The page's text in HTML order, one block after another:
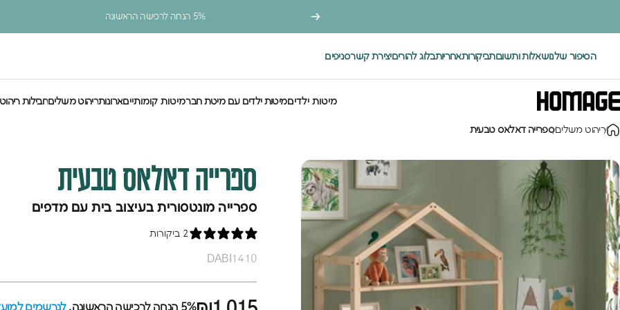
5% הנחה לרכישה הראשונה
הסיפור שלנושאלות ותשובותביקורותאחריותבלוג להוריםיצירת קשרסניפים
Homage Design
מיטות ילדיםמיטות ילדים עם מיטת חברמיטות קומותייםארונותריהוט משליםחבילות
ריהוט משליםספרייה דאלאס טבעית
ספרייהדאלאסטבעית
ספרייה מונטסורית בעיצוב בית עם מדפים
2 ביקורות
DABI1410